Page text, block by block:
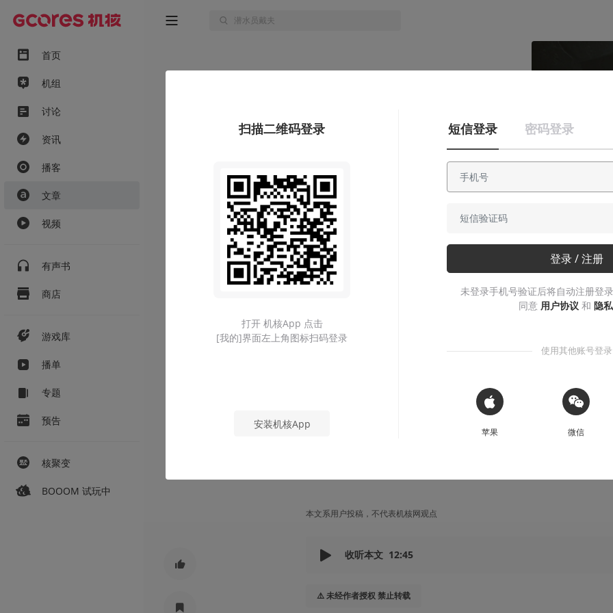
首页
机组
讨论
资讯
播客
文章
视频
有声书
商店
游戏库
播单
专题
预告
核聚变
BOOOM 试玩中
故事烩
都市怪谈丨海上诡
事密云录
一家专门调查超自然事件的神奇事务所
本文系用户投稿，不代表机核网观点
收听本文 12:45
⚠️ 未经作者授权 禁止转载
扫描二维码登录
打开 机核App 点击
[我的]界面左上角图标扫码登录
安装机核App
短信登录 密码登录
登录 / 注册
未登录手机号验证后将自动注册登
同意 用户协议 和 隐
使用其他账号登录
 Sign in with Apple
苹果 微信